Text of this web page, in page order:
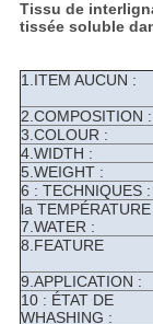
Tissu de
tissée soluble
1.ITEM AUCUN :
2.COMPOSITION :
3.COLOUR :
4.WIDTH :
5.WEIGHT :
6 : TECHNIQUES :
la TEMPÉRATURE
7.WATER :
8.FEATURE
9.APPLICATION :
10 : ÉTAT DE
WHASHING :